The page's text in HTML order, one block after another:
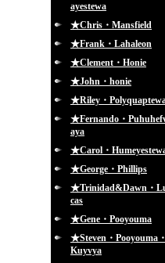
ayestewa
★Chris・Mansfield
★Frank・Lahaleon
★Clement・Honie
★John・honie
★Riley・
★Fernando・
aya
★Carol・
★George・Phillips
★Trinidad&Dawn・
cas
★Gene・Pooyouma
★Steven・Pooyouma・
Kuyvya